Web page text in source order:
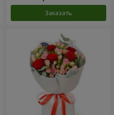
Заказать